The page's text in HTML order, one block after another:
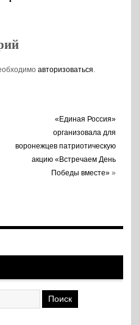
авторизоваться.
«Единая Россия»
организовала для
воронежцев патриотическую
акцию «Встречаем День
Победы вместе» »